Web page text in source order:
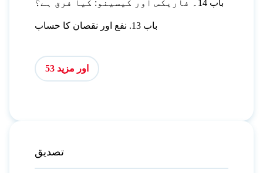
باب 14۔ فاریکس اور کیسینو: کیا فرق ہے؟
باب 13. نفع اور نقصان کا حساب
اور مزید 53
تصدیق